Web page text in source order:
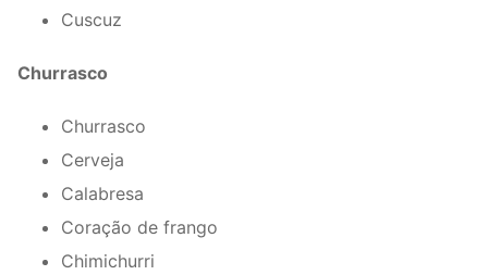
Cuscuz
Churrasco
Churrasco
Cerveja
Calabresa
Coração de frango
Chimichurri